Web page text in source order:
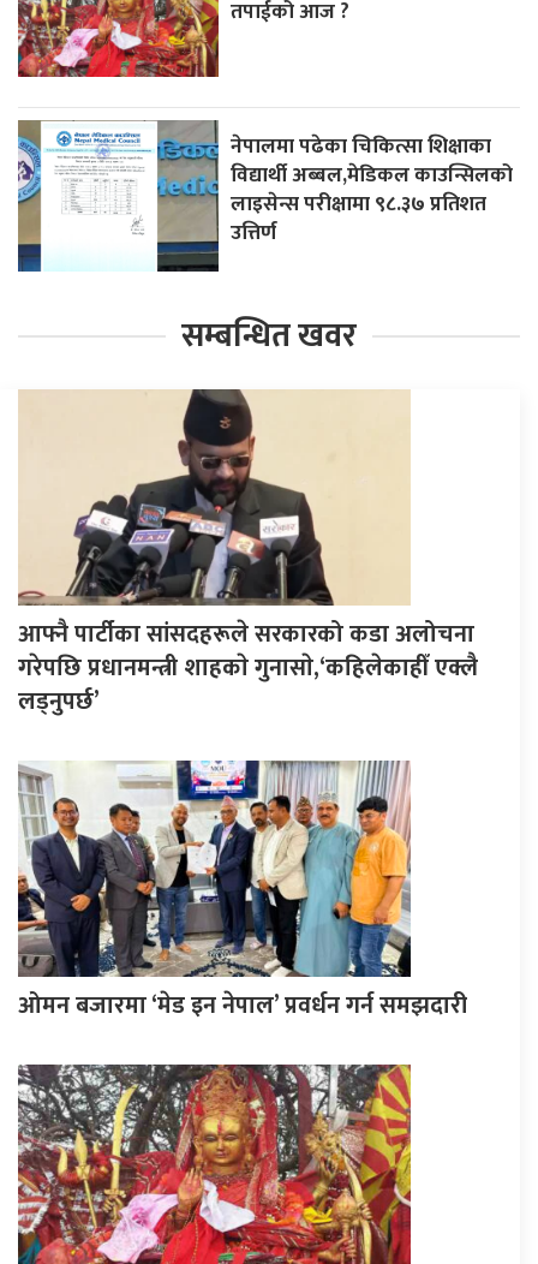
तपाईको आज ?
नेपालमा पढेका चिकित्सा शिक्षाका
विद्यार्थी अब्बल,मेडिकल काउन्सिलको
लाइसेन्स परीक्षामा ९८.३७ प्रतिशत
उत्तिर्ण
सम्बन्धित खवर
आफ्नै पार्टीका सांसदहरूले सरकारको कडा अलोचना
गरेपछि प्रधानमन्त्री शाहकाे गुनासाे,‘कहिलेकाहीँ एक्लै
लड्नुपर्छ’
ओमन बजारमा ‘मेड इन नेपाल’ प्रवर्धन गर्न समझदारी